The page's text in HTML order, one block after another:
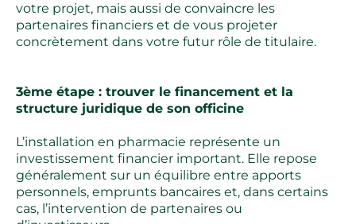
votre projet, mais aussi de convaincre les
partenaires financiers et de vous projeter
concrètement dans votre futur rôle de titulaire.
3ème étape : trouver le financement et la
structure juridique de son officine
L’installation en pharmacie représente un
investissement financier important. Elle repose
généralement sur un équilibre entre apports
personnels, emprunts bancaires et, dans certains
cas, l’intervention de partenaires ou